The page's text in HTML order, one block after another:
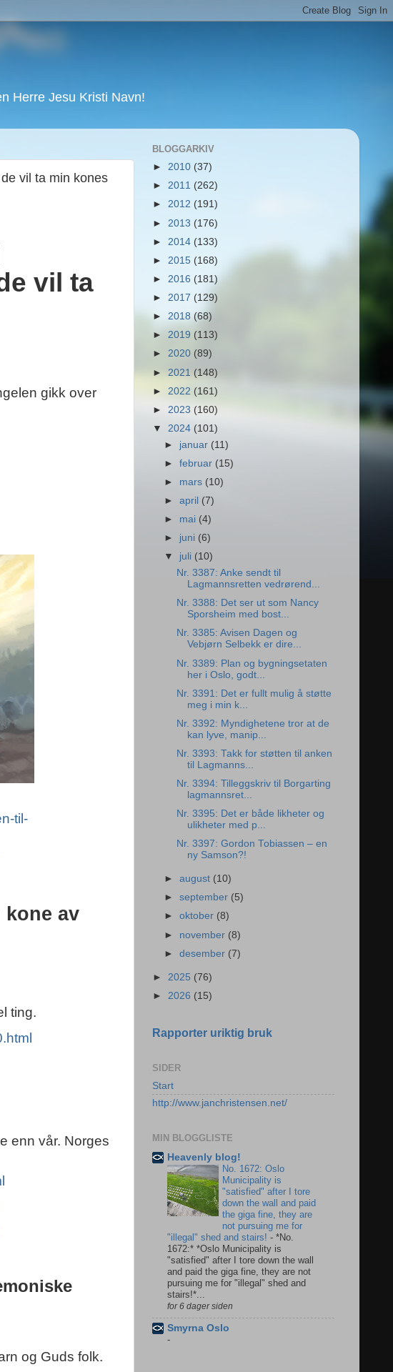
Herre Jesu Kristi Navn!
vil ta min kones
vil ta
gikk over
til-
kone av
ting.
enn vår. Norges
og Guds folk.
BLOGGARKIV
► 2010 (37)
► 2011 (262)
► 2012 (191)
► 2013 (176)
► 2014 (133)
► 2015 (168)
► 2016 (181)
► 2017 (129)
► 2018 (68)
► 2019 (113)
► 2020 (89)
► 2021 (148)
► 2022 (161)
► 2023 (160)
▼ 2024 (101)
► januar (11)
►februar (15)
► mars (10)
►april (7)
► mai (4)
► juni (6)
▼ juli (10)
Nr. 3387: Anke sendt til
Lagmannsretten vedrørend...
Nr. 3388: Det ser ut som Nancy
Sporsheim med bost...
Nr. 3385: Avisen Dagen og
Vebjørn Selbekk er dire...
Nr. 3389: Plan og bygningsetaten
her i Oslo, godt...
Nr. 3391: Det er fullt mulig å støtte
meg i min k...
Nr. 3392: Myndighetene tror at de
kan lyve, manip...
Nr. 3393: Takk for støtten til anken
til Lagmanns...
Nr. 3394: Tilleggskriv til Borgarting
lagmannsret...
Nr. 3395: Det er både likheter og
ulikheter med p...
Nr. 3397: Gordon Tobiassen – en
ny Samson?!
►august (10)
►september (5)
►oktober (8)
► november (8)
►desember (7)
► 2025 (76)
► 2026 (15)
Rapporter uriktig bruk
SIDER
Start
http://www.janchristensen.net/
MIN BLOGGLISTE
Heavenly blog!
No. 1672: Oslo
Municipality is
"satisfied" after I tore
down the wall and paid
the giga fine, they are
not pursuing me for
"illegal" shed and stairs! - *No.
1672:* *Oslo Municipality is
"satisfied" after I tore down the wall
and paid the giga fine, they are not
pursuing me for "illegal" shed and
stairs!*...
for 6 dager siden
Smyrna Oslo
-